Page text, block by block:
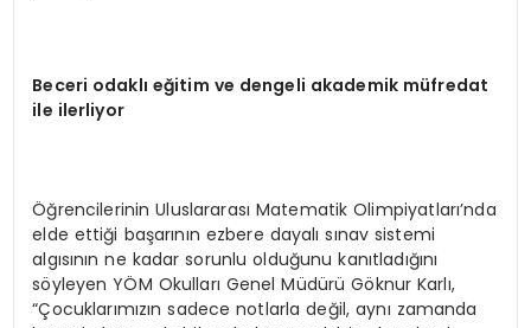
Beceri odaklı eğitim ve dengeli akademik müfredat
ile ilerliyor
Öğrencilerinin Uluslararası Matematik Olimpiyatları’nda
elde ettiği başarının ezbere dayalı sınav sistemi
algısının ne kadar sorunlu olduğunu kanıtladığını
söyleyen YÖM Okulları Genel Müdürü Göknur Karlı,
“Çocuklarımızın sadece notlarla değil, aynı zamanda